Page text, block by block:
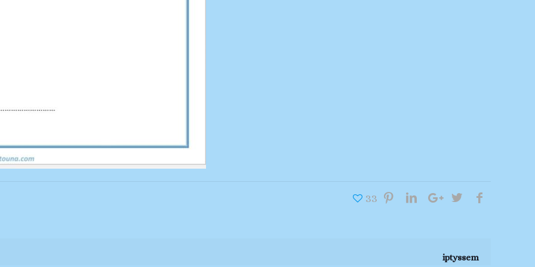
33
iptyssem